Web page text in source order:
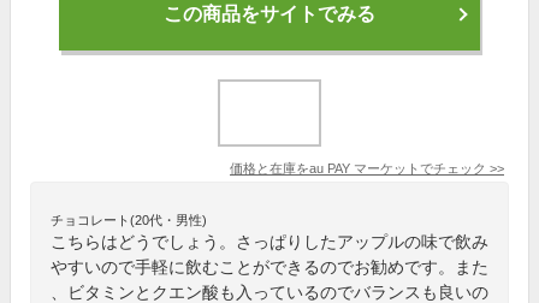
この商品をサイトでみる
価格と在庫をau PAY マーケット でチェック >>
チョコレート(20代・男性)
こちらはどうでしょう。さっぱりしたアップルの味で飲み
やすいので手軽に飲むことができるのでお勧めです。また
、ビタミンとクエン酸も入っているのでバランスも良いの